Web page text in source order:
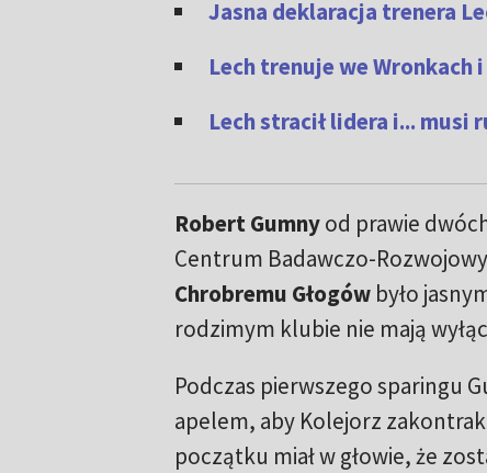
Jasna deklaracja trenera
Lech trenuje we Wronkach
Lech stracił lidera i... musi
Robert Gumnyod prawie
Centrum Badawczo-
Chrobremu Głogówbyło
rodzimym klubie nie mają
Podczas pierwszego sparingu
apelem, aby Kolejorz
początku miał w głowie, że